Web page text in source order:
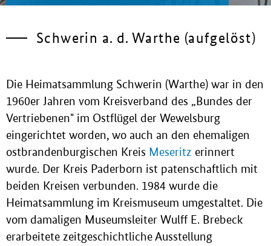
Schwerin a. d. Warthe (aufgelöst)
Die Heimatsammlung Schwerin (Warthe) war in den
1960er Jahren vom Kreisverband des „Bundes der
Vertriebenen" im Ostflügel der Wewelsburg
eingerichtet worden, wo auch an den ehemaligen
ostbrandenburgischen Kreis Meseritz erinnert
wurde. Der Kreis Paderborn ist patenschaftlich mit
beiden Kreisen verbunden. 1984 wurde die
Heimatsammlung im Kreismuseum umgestaltet. Die
vom damaligen Museumsleiter Wulff E. Brebeck
erarbeitete zeitgeschichtliche Ausstellung